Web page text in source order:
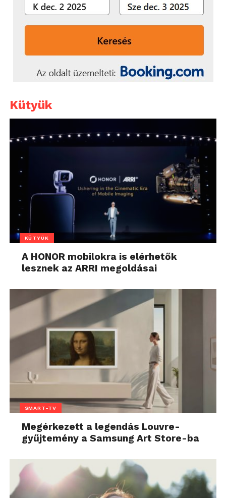
Kütyük
KÜTYÜK
A HONOR mobilokra is elérhetők
lesznek az ARRI megoldásai
SMART-TV
Megérkezett a legendás Louvre-
gyűjtemény a Samsung Art Store-ba